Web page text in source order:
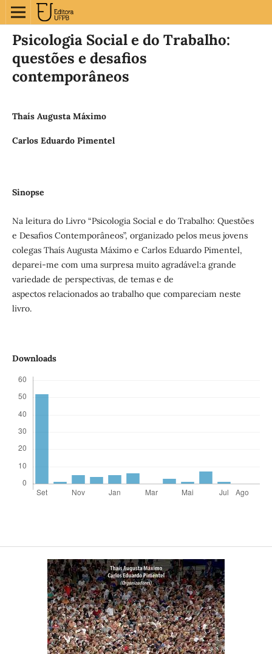
Psicologia Social e do Trabalho:
questões e desafios
contemporâneos
Thaís Augusta Máximo
Carlos Eduardo Pimentel
Sinopse
Na leitura do Livro “Psicologia Social e do Trabalho: Questões
e Desafios Contemporâneos”, organizado pelos meus jovens
colegas Thaís Augusta Máximo e Carlos Eduardo Pimentel,
deparei-me com uma surpresa muito agradável:a grande
variedade de perspectivas, de temas e de
aspectos relacionados ao trabalho que compareciam neste
livro.
Downloads